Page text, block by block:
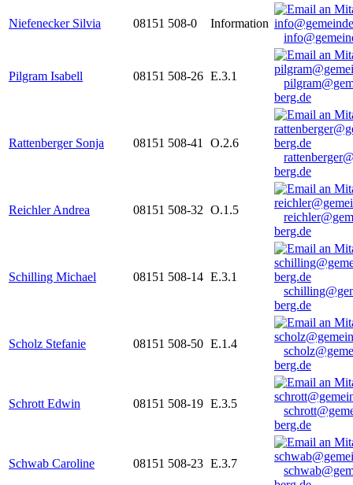
Niefenecker Silvia 08151 508-0
Information
Pilgram Isabell 08151 508-26 E.3.1
berg.de
Rattenberger Sonja 08151 508-41
O.2.6
berg.de
Reichler Andrea 08151 508-32 O.1.5
berg.de
Schilling Michael 08151 508-14 E.3.1
berg.de
Scholz Stefanie 08151 508-50 E.1.4
berg.de
Schrott Edwin 08151 508-19 E.3.5
berg.de
Schwab Caroline 08151 508-23 E.3.7